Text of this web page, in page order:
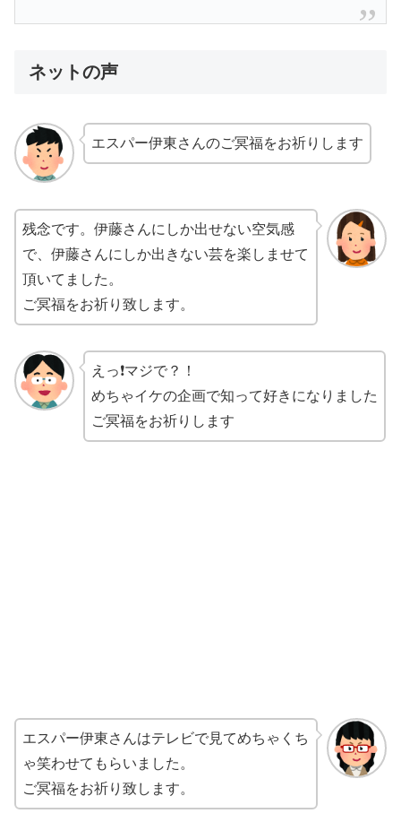
ネットの声
エスパー伊東さんのご冥福をお祈りします
残念です。伊藤さんにしか出せない空気感
で、伊藤さんにしか出きない芸を楽しませて
頂いてました。
ご冥福をお祈り致します。
えっ❗️マジで？！
めちゃイケの企画で知って好きになりました
ご冥福をお祈りします
エスパー伊東さんはテレビで見てめちゃくち
ゃ笑わせてもらいました。
ご冥福をお祈り致します。